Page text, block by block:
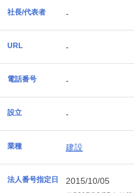
社長/代表者 -
URL -
電話番号 -
設立 -
業種 建設
法人番号指定日 2015/10/05